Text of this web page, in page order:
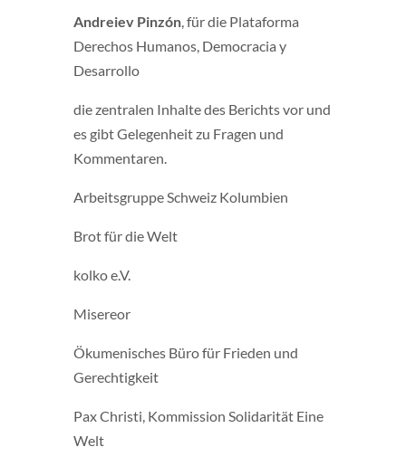
Andreiev Pinzón, für die Plataforma
Derechos Humanos, Democracia y
Desarrollo
die zentralen Inhalte des Berichts vor und
es gibt Gelegenheit zu Fragen und
Kommentaren.
Arbeitsgruppe Schweiz Kolumbien
Brot für die Welt
kolko e.V.
Misereor
Ökumenisches Büro für Frieden und
Gerechtigkeit
Pax Christi, Kommission Solidarität Eine
Welt